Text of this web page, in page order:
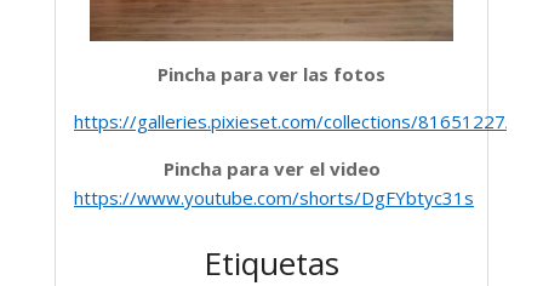
Pincha para ver las fotos
https://galleries.pixieset.com/collections/81651227/
Pincha para ver el video
https://www.youtube.com/shorts/DgFYbtyc31s
Etiquetas